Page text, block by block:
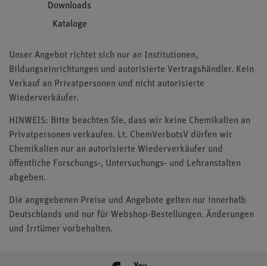
Downloads
Kataloge
Unser Angebot richtet sich nur an Institutionen,
Bildungseinrichtungen und autorisierte Vertragshändler. Kein
Verkauf an Privatpersonen und nicht autorisierte
Wiederverkäufer.
HINWEIS: Bitte beachten Sie, dass wir keine Chemikalien an
Privatpersonen verkaufen. Lt. ChemVerbotsV dürfen wir
Chemikalien nur an autorisierte Wiederverkäufer und
öffentliche Forschungs-, Untersuchungs- und Lehranstalten
abgeben.
Die angegebenen Preise und Angebote gelten nur innerhalb
Deutschlands und nur für Webshop-Bestellungen. Änderungen
und Irrtümer vorbehalten.